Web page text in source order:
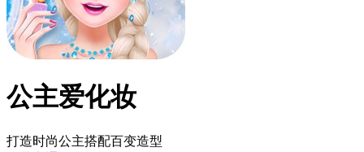
公主爱化妆
打造时尚公主搭配百变造型